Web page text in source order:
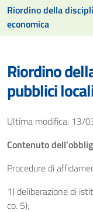
Riordino della
economica
Riordino
pubblici
Ultima modifica: 13/
Contenuto
Procedure di
1) deliberazione di
co. 5);